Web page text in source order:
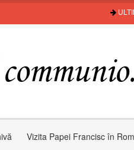
Vizita Papei Francisc în